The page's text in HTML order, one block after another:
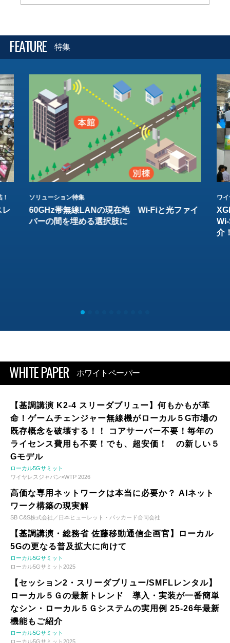
FEATURE 特集
レ
ソリューション特集
60GHz帯無線LANの現在地 Wi-Fiと光ファイ
バーの間を埋める選択肢に
ワ
介
WHITE PAPER ホワイトペーパー
【基調講演 K2-4 スリーダブリュー】何もかもが革
命！ゲームチェンジャー無線機がローカル５G市場の
既存概念を破壊する！！ コアサーバー不要！毎年の
ライセンス費用も不要！でも、超安価！ の新しい５
Gモデル
ローカル5Gサミット
ワイヤレスジャパン×WTP 2026
高価な専用ネットワークは本当に必要か？ AIネット
ワーク構築の現実解
SB C&S株式会社／日本ヒューレット・パッカード合同会社
【基調講演・総務省 佐藤移動通信企画官】ローカル
5Gの更なる普及拡大に向けて
ローカル5Gサミット
ローカル5Gサミット2025
【セッション2・スリーダブリュー/SMFLレンタル】
ローカル５Ｇの最新トレンド 導入・実装が一番簡単
なシン・ローカル５Ｇシステムの実用例 25-26年最新
機能もご紹介
ローカル5Gサミット
ローカル5Gサミット2025